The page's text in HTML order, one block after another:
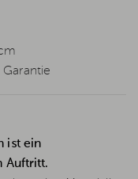
ist ein
Auftritt.